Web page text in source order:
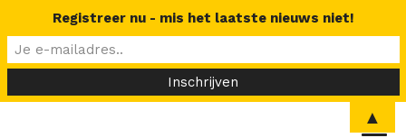
Registreer nu - mis het laatste nieuws niet!
▲